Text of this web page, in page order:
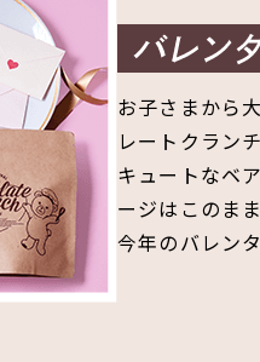
お子さまから
レートクラン
キュートなベ
ージはこのま
今年のバレン